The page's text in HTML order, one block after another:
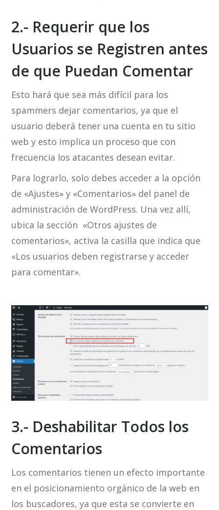
2.- Requerir que los
Usuarios se Registren antes
de que Puedan Comentar
Esto hará que sea más difícil para los
spammers dejar comentarios, ya que el
usuario deberá tener una cuenta en tu sitio
web y esto implica un proceso que con
frecuencia los atacantes desean evitar.
Para lograrlo, solo debes acceder a la opción
de «Ajustes» y «Comentarios» del panel de
administración de WordPress. Una vez allí,
ubica la sección «Otros ajustes de
comentarios», activa la casilla que indica que
«Los usuarios deben registrarse y acceder
para comentar».
3.- Deshabilitar Todos los
Comentarios
Los comentarios tienen un efecto importante
en el posicionamiento orgánico de la web en
los buscadores, ya que esta se convierte en